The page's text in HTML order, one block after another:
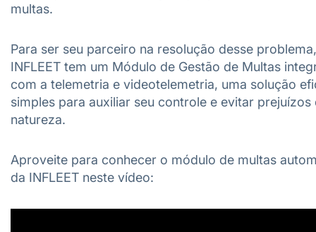
multas.
Para ser seu parceiro na resolução desse
INFLEET tem um Módulo de Gestão de Multas
com a telemetria e videotelemetria, uma solução
simples para auxiliar seu controle e evitar prejuízos
natureza.
Aproveite para conhecer o módulo de multas
da INFLEET neste vídeo: